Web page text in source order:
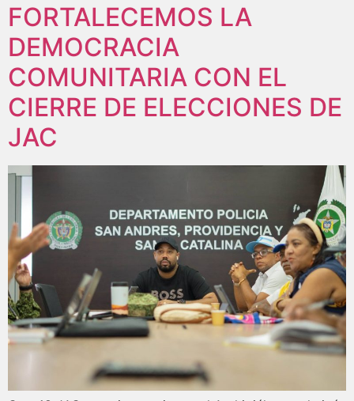
FORTALECEMOS LA
DEMOCRACIA
COMUNITARIA CON EL
CIERRE DE ELECCIONES DE
JAC